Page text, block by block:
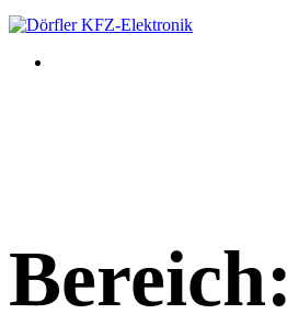
Bereich: